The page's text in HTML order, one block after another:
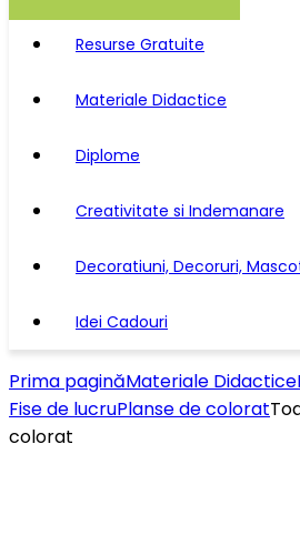
Resurse Gratuite
Materiale Didactice
Diplome
Creativitate si Indemanare
Decoratiuni, Decoruri,
Idei Cadouri
Prima paginăMateriale Didactice
Fise de lucruPlanse de colorat
colorat